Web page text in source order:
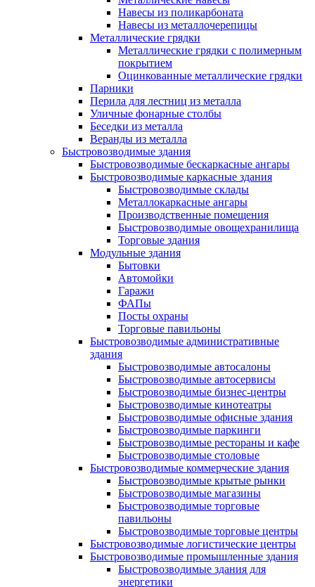
Навесы из поликарбоната
Навесы из металлочерепицы
Металлические грядки
Металлические грядки с полимерным
покрытием
Оцинкованные металлические грядки
Парники
Перила для лестниц из металла
Уличные фонарные столбы
Беседки из металла
Веранды из металла
Быстровозводимые здания
Быстровозводимые бескаркасные ангары
Быстровозводимые каркасные здания
Быстровозводимые склады
Металлокаркасные ангары
Производственные помещения
Быстровозводимые овощехранилища
Торговые здания
Модульные здания
Бытовки
Автомойки
Гаражи
ФАПы
Посты охраны
Торговые павильоны
Быстровозводимые административные
здания
Быстровозводимые автосалоны
Быстровозводимые автосервисы
Быстровозводимые бизнес-центры
Быстровозводимые кинотеатры
Быстровозводимые офисные здания
Быстровозводимые паркинги
Быстровозводимые рестораны и кафе
Быстровозводимые столовые
Быстровозводимые коммерческие здания
Быстровозводимые крытые рынки
Быстровозводимые магазины
Быстровозводимые торговые
павильоны
Быстровозводимые торговые центры
Быстровозводимые логистические центры
Быстровозводимые промышленные здания
Быстровозводимые здания для
энергетики